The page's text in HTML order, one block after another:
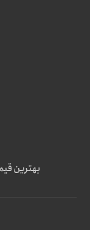
بهترین قیمت